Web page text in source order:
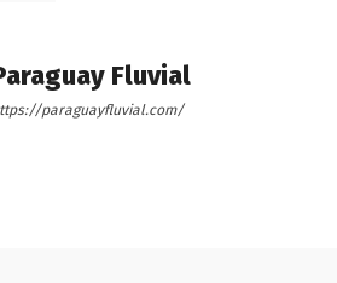
Fluvial
paraguayfluvial.com/